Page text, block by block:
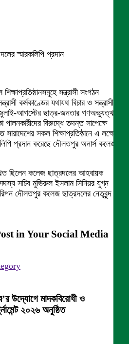
স্মারকলিপি প্রদান
সন্ত্রাসী সংগঠন
কর্মকাণ্ডের যথাযথ বিচার ও সন্ত্রাসীদের
জুলাই-আগস্টের ছাত্র-জনতার গণঅভ্যুত্থানে
পালনকারীদের বিরুদ্ধে তদন্ত সাপেক্ষে
সকল শিক্ষাপ্রতিষ্ঠানে এ লক্ষে
প্রদান করেছে দৌলতপুর অনার্স কলেজ
ছিলেন কলেজ ছাত্রদলের আহবায়ক
সচিব মুভিরুল ইসলাম সিনিয়র যুগ্ন
দৌলতপুর কলেজ ছাত্রদলের নেতৃবৃন্দ।
in Your Social Media
উদ্যোগে মাদকবিরোধী ও
২০২৬ অনুষ্ঠিত